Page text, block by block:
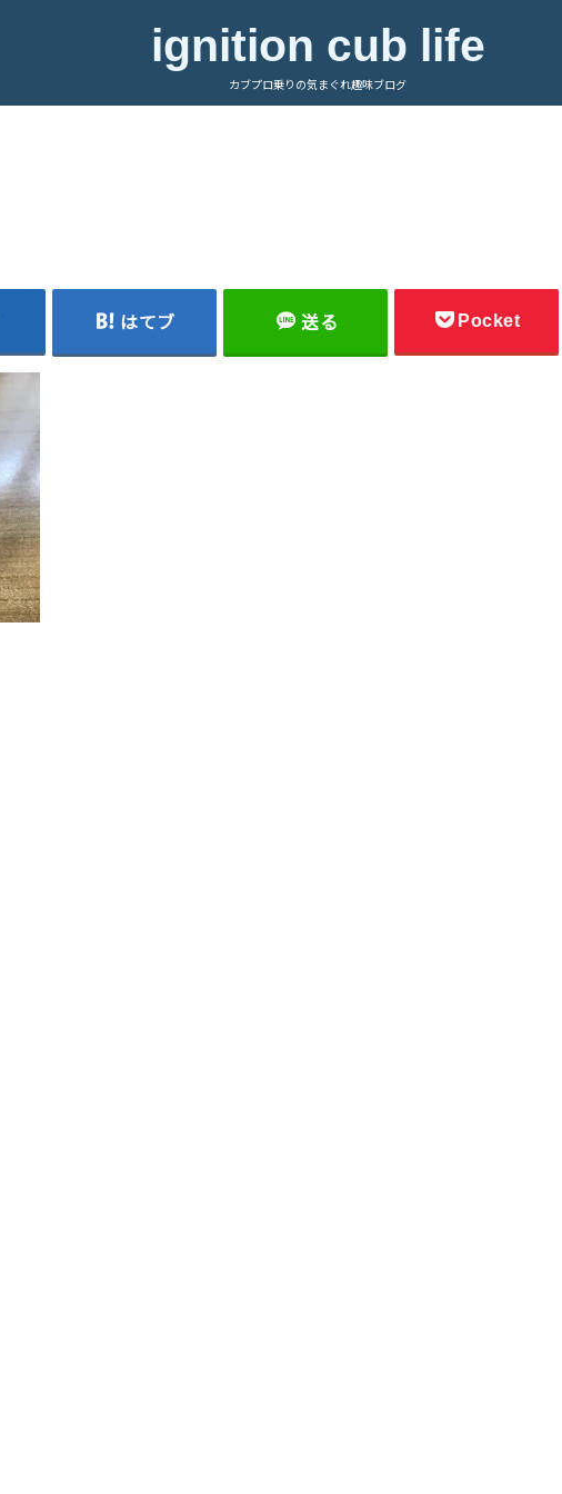
ignition cub life
カブプロ乗りの気まぐれ趣味ブログ
はてブ 送る Pocket